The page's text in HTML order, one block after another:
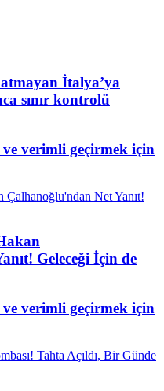
İtalya’ya
sınır kontrolü
verimli geçirmek için
Geleceği İçin de
verimli geçirmek için